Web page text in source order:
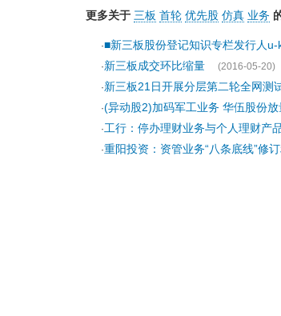
更多关于 三板 首轮 优先股 仿真 业务
·■新三板股份登记知识专栏发行人
·新三板成交环比缩量
(2016-05-20)
·新三板21日开展分层第二轮全网测
·(异动股2)加码军工业务 华伍股份
·工行：停办理财业务与个人理财产
·重阳投资：资管业务“八条底线”修